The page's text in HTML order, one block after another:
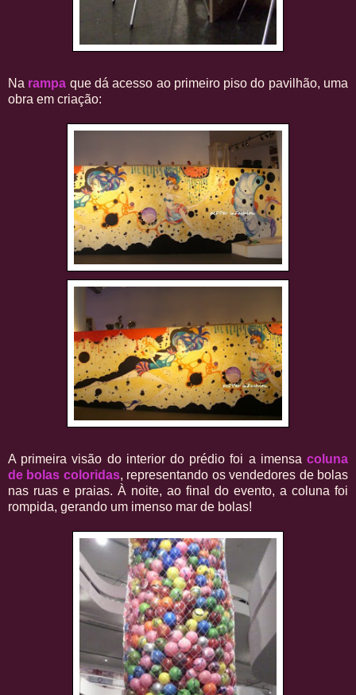
Na rampa que dá acesso ao primeiro piso do pavilhão, uma
obra em criação:
A primeira visão do interior do prédio foi a imensa coluna
de bolas coloridas, representando os vendedores de bolas
nas ruas e praias. À noite, ao final do evento, a coluna foi
rompida, gerando um imenso mar de bolas!